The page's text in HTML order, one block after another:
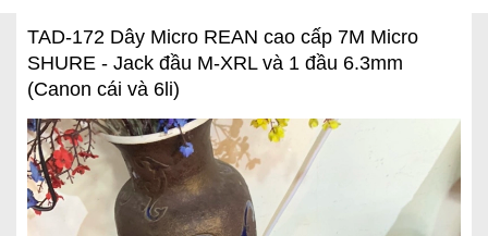
TAD-172 Dây Micro REAN cao cấp 7M Micro
SHURE - Jack đầu M-XRL và 1 đầu 6.3mm
(Canon cái và 6li)